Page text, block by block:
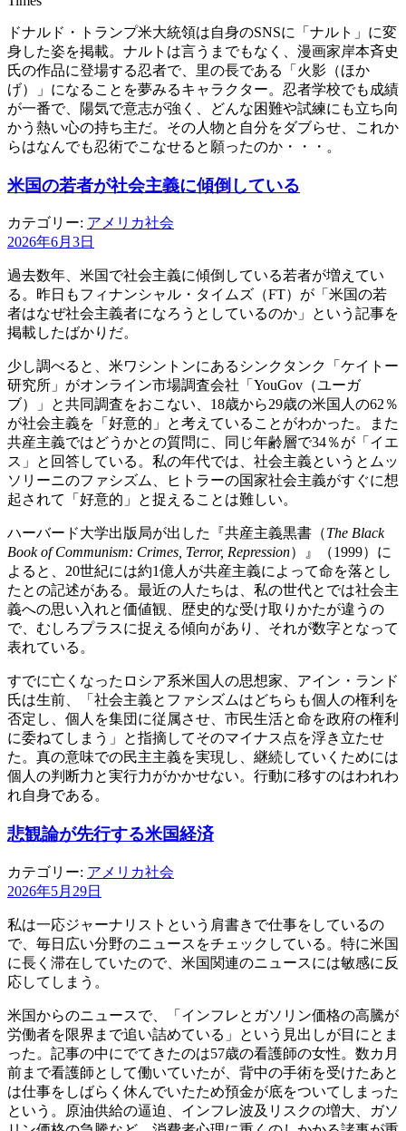
ドナルド・トランプ米大統領は自身のSNSに「ナルト」に変
身した姿を掲載。ナルトは言うまでもなく、漫画家岸本斉史
氏の作品に登場する忍者で、里の長である「火影（ほか
げ）」になることを夢みるキャラクター。忍者学校でも成績
が一番で、陽気で意志が強く、どんな困難や試練にも立ち向
かう熱い心の持ち主だ。その人物と自分をダブらせ、これか
らはなんでも忍術でこなせると願ったのか・・・。
米国の若者が社会主義に傾倒している
カテゴリー: アメリカ社会
2026年6月3日
過去数年、米国で社会主義に傾倒している若者が増えてい
る。昨日もフィナンシャル・タイムズ（FT）が「米国の若
者はなぜ社会主義者になろうとしているのか」という記事を
掲載したばかりだ。
少し調べると、米ワシントンにあるシンクタンク「ケイトー
研究所」がオンライン市場調査会社「YouGov（ユーガ
ブ）」と共同調査をおこない、18歳から29歳の米国人の62％
が社会主義を「好意的」と考えていることがわかった。また
共産主義ではどうかとの質問に、同じ年齢層で34％が「イエ
ス」と回答している。私の年代では、社会主義というとムッ
ソリーニのファシズム、ヒトラーの国家社会主義がすぐに想
起されて「好意的」と捉えることは難しい。
ハーバード大学出版局が出した『共産主義黒書（The Black
Book of Communism: Crimes, Terror, Repression）』（1999）に
よると、20世紀には約1億人が共産主義によって命を落とし
たとの記述がある。最近の人たちは、私の世代とでは社会主
義への思い入れと価値観、歴史的な受け取りかたが違うの
で、むしろプラスに捉える傾向があり、それが数字となって
表れている。
すでに亡くなったロシア系米国人の思想家、アイン・ランド
氏は生前、「社会主義とファシズムはどちらも個人の権利を
否定し、個人を集団に従属させ、市民生活と命を政府の権利
に委ねてしまう」と指摘してそのマイナス点を浮き立たせ
た。真の意味での民主主義を実現し、継続していくためには
個人の判断力と実行力がかかせない。行動に移すのはわれわ
れ自身である。
悲観論が先行する米国経済
カテゴリー: アメリカ社会
2026年5月29日
私は一応ジャーナリストという肩書きで仕事をしているの
で、毎日広い分野のニュースをチェックしている。特に米国
に長く滞在していたので、米国関連のニュースには敏感に反
応してしまう。
米国からのニュースで、「インフレとガソリン価格の高騰が
労働者を限界まで追い詰めている」という見出しが目にとま
った。記事の中にでてきたのは57歳の看護師の女性。数カ月
前まで看護師として働いていたが、背中の手術を受けたあと
は仕事をしばらく休んでいたため預金が底をついてしまった
という。原油供給の逼迫、インフレ波及リスクの増大、ガソ